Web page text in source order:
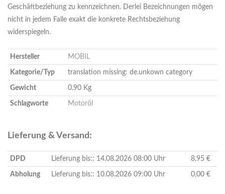
Geschäftbeziehung zu kennzeichnen. Derlei Bezeichnungen mögen
nicht in jedem Falle exakt die konkrete Rechtsbeziehung
widerspiegeln.
Hersteller MOBIL
Kategorie/Typ translation missing: de.unkown category
Gewicht 0.90 Kg
Schlagworte Motoröl
Lieferung & Versand:
DPD Lieferung bis:: 14.08.2026 08:00 Uhr 8,95 €
Abholung Lieferung bis:: 10.08.2026 09:00 Uhr 0,00 €